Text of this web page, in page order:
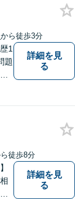
から徒歩3分
1
題
詳細を見
る
徒歩8分
詳細を見
る